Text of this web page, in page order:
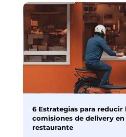
6 Estrategias para reducir
comisiones de delivery
restaurante